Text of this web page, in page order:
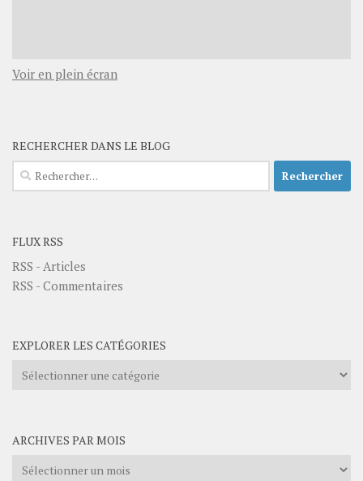
Voir en plein écran
RECHERCHER DANS LE BLOG
Rechercher :
FLUX RSS
RSS - Articles
RSS - Commentaires
EXPLORER LES CATÉGORIES
Explorer
ARCHIVES PAR MOIS
Archives